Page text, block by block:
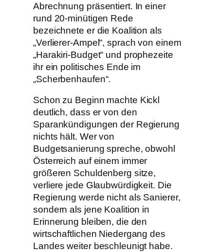
Abrechnung präsentiert. In einer
rund 20-minütigen Rede
bezeichnete er die Koalition als
„Verlierer-Ampel“, sprach von einem
„Harakiri-Budget“ und prophezeite
ihr ein politisches Ende im
„Scherbenhaufen“.
Schon zu Beginn machte Kickl
deutlich, dass er von den
Sparankündigungen der Regierung
nichts hält. Wer von
Budgetsanierung spreche, obwohl
Österreich auf einem immer
größeren Schuldenberg sitze,
verliere jede Glaubwürdigkeit. Die
Regierung werde nicht als Sanierer,
sondern als jene Koalition in
Erinnerung bleiben, die den
wirtschaftlichen Niedergang des
Landes weiter beschleunigt habe.